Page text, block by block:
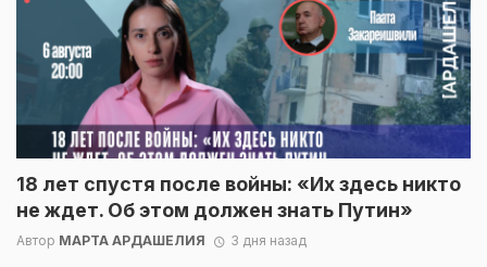
18 лет спустя после войны: «Их здесь никто
не ждет. Об этом должен знать Путин»
Автор МАРТА АРДАШЕЛИЯ 3 дня назад